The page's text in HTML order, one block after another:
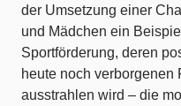
der Umsetzung einer
und Mädchen ein
Sportförderung, deren
heute noch
ausstrahlen wird – die